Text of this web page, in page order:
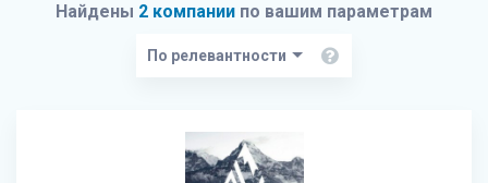
Найдены 2 компании по вашим параметрам